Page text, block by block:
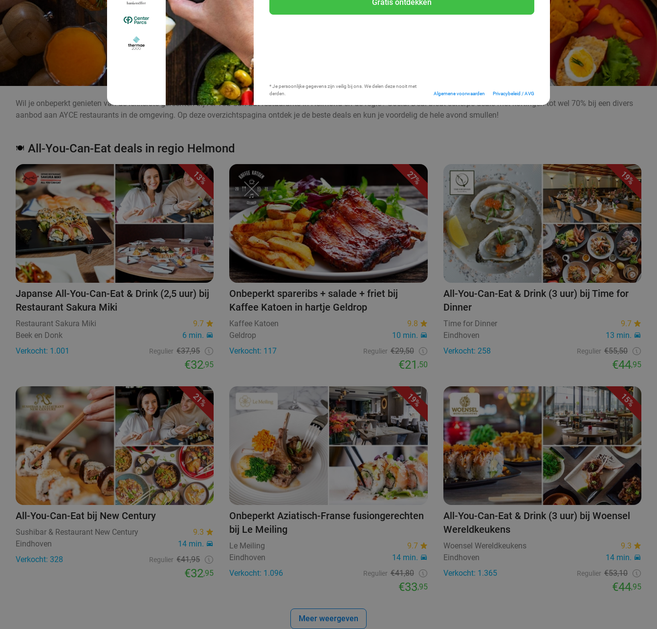
Gratis ontdekken
* Je persoonlijke gegevens zijn veilig bij ons. We delen deze nooit met
derden.
Algemene voorwaarden Privacybeleid / AVG
Wil je onbeperkt genieten van de lekkerste gerechten bij All-You-Can-Eat restaurants in Helmond en de regio? Social Deal biedt scherpe deals met kortingen tot wel 70% bij een divers
aanbod aan AYCE restaurants in de omgeving. Op deze overzichtspagina ontdek je de beste deals en kun je voordelig de hele avond smullen!
🍽️ All-You-Can-Eat deals in regio Helmond
13%
Japanse All-You-Can-Eat & Drink (2,5 uur) bij
Restaurant Sakura Miki
Restaurant Sakura Miki
9.7
Beek en Donk
6 min.
Verkocht: 1.001
Regulier €37,95
€32,95
27%
Onbeperkt spareribs + salade + friet bij
Kaffee Katoen in hartje Geldrop
Kaffee Katoen
9.8
Geldrop
10 min.
Verkocht: 117
Regulier €29,50
€21 ,50
19%
All-You-Can-Eat & Drink (3 uur) bij Time for
Dinner
Time for Dinner
9.7
Eindhoven
13 min.
Verkocht: 258
Regulier €55,50
€44,95
21%
All-You-Can-Eat bij New Century
Sushibar & Restaurant New Century
9.3
Eindhoven
14 min.
Verkocht: 328
Regulier €41,95
€32,95
19%
Onbeperkt Aziatisch-Franse fusiongerechten
bij Le Meiling
Le Meiling
9.7
Eindhoven
14 min.
Verkocht: 1.096
Regulier €41,80
€33,95
15%
All-You-Can-Eat & Drink (3 uur) bij Woensel
Wereldkeukens
Woensel Wereldkeukens
9.3
Eindhoven
14 min.
Verkocht: 1.365
Regulier €53,10
€44,95
Meer weergeven